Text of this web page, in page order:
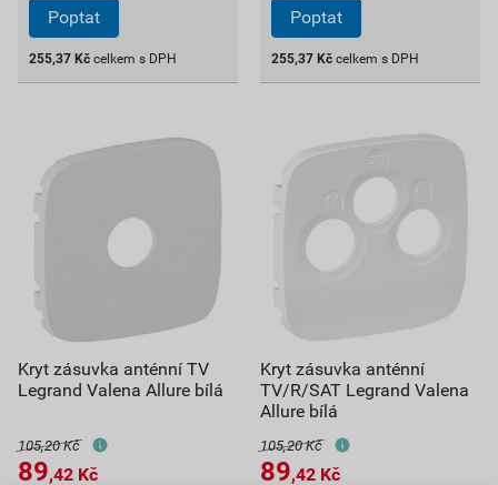
Poptat
255,37 Kč celkem s DPH
Poptat
255,37 Kč celkem s DPH
Kryt zásuvka anténní TV
Legrand Valena Allure bílá
105,20 Kč
89,42 Kč
Kryt zásuvka anténní
TV/R/SAT Legrand Valena
Allure bílá
105,20 Kč
89,42 Kč